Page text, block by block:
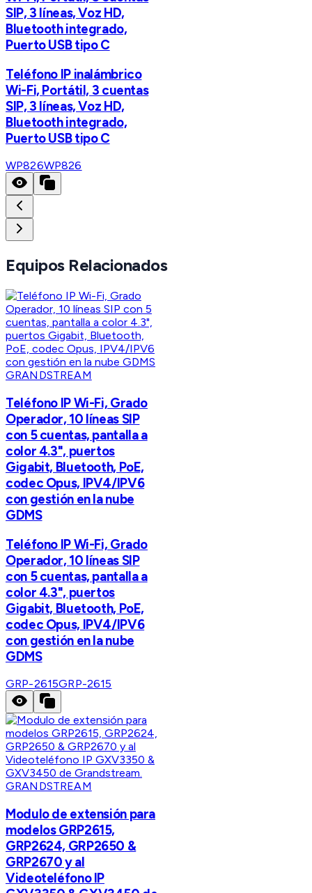
SIP, 3 líneas, Voz HD,
Bluetooth integrado,
Puerto USB tipo C
Teléfono IP inalámbrico
Wi-Fi, Portátil, 3 cuentas
SIP, 3 líneas, Voz HD,
Bluetooth integrado,
Puerto USB tipo C
WP826WP826
Equipos Relacionados
GRANDSTREAM
Teléfono IP Wi-Fi, Grado
Operador, 10 líneas SIP
con 5 cuentas, pantalla a
color 4.3", puertos
Gigabit, Bluetooth, PoE,
codec Opus, IPV4/IPV6
con gestión en la nube
GDMS
Teléfono IP Wi-Fi, Grado
Operador, 10 líneas SIP
con 5 cuentas, pantalla a
color 4.3", puertos
Gigabit, Bluetooth, PoE,
codec Opus, IPV4/IPV6
con gestión en la nube
GDMS
GRP-2615GRP-2615
GRANDSTREAM
Modulo de extensión para
modelos GRP2615,
GRP2624, GRP2650 &
GRP2670 y al
Videoteléfono IP